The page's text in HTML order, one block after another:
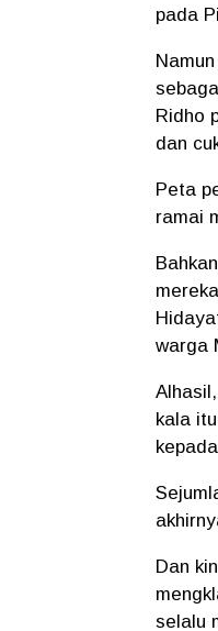
pada
Ridho
dan
Peta
ramai
warga
kala
Dan
selalu